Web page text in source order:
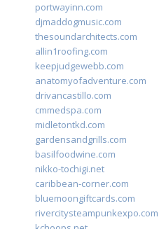
portwayinn.com
djmaddogmusic.com
thesoundarchitects.com
allin1roofing.com
keepjudgewebb.com
anatomyofadventure.com
drivancastillo.com
cmmedspa.com
midletontkd.com
gardensandgrills.com
basilfoodwine.com
nikko-tochigi.net
caribbean-corner.com
bluemoongiftcards.com
rivercitysteampunkexpo.com